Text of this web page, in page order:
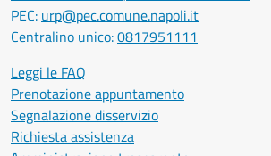
PEC: urp@pec.comune.napoli.it
Centralino unico:0817951111
Leggi le FAQ
Prenotazione appuntamento
Segnalazione disservizio
Richiesta assistenza